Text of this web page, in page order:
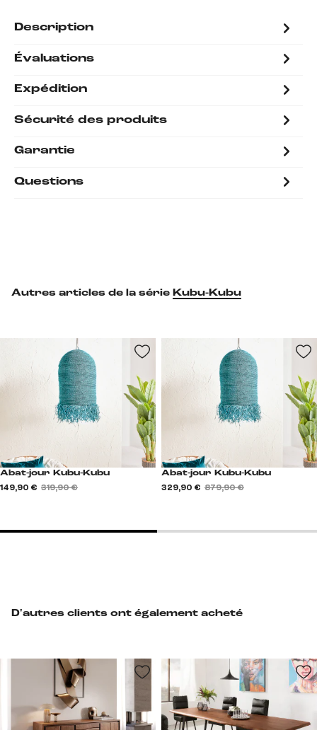
Description
Évaluations
Expédition
Sécurité des produits
Garantie
Questions
D'autres clients ont également acheté
Autres articles de la série Kubu-Kubu
Abat-jour Kubu-Kubu
149,90 € 319,90 €
Abat-jour Kubu-Kubu
329,90 € 879,90 €